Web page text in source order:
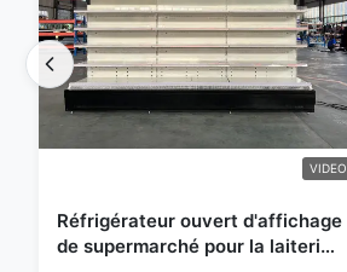
VIDEO
Réfrigérateur ouvert d'affichage
de supermarché pour la laiterie